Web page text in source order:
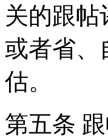
关的跟帖
或者省、
估。
第五条